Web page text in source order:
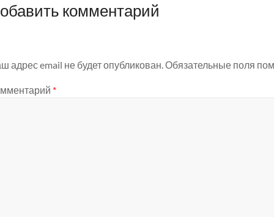
комментарий
адрес email не будет опубликован. Обязательные поля
*